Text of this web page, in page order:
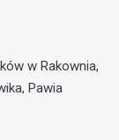
w Rakownia,
Pawia